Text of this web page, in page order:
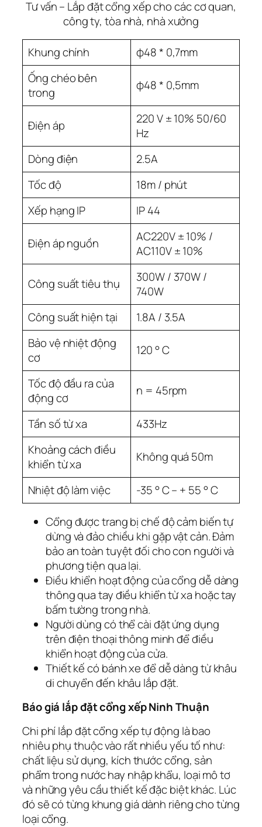
Tư vấn – Lắp đặt cổng xếp cho các cơ quan,
công ty, tòa nhà, nhà xưởng
Khung chính
φ48 * 0,7mm
Ống chéo bên
trong
φ48 * 0,5mm
Điện áp
220 V ± 10% 50/60
Hz
Dòng điện
2.5A
Tốc độ
18m / phút
Xếp hạng IP
IP 44
Điện áp nguồn
AC220V ± 10% /
AC110V ± 10%
Công suất tiêu thụ
300W / 370W /
740W
Công suất hiện tại
1.8A / 3.5A
Bảo vệ nhiệt động
cơ
120 ° C
Tốc độ đầu ra của
động cơ
n = 45rpm
Tần số từ xa
433Hz
Khoảng cách điều
khiển từ xa
Không quá 50m
Nhiệt độ làm việc -35 ° C – + 55 ° C
Cổng được trang bị chế độ cảm biến tự
dừng và đảo chiều khi gặp vật cản. Đảm
bảo an toàn tuyệt đối cho con người và
phương tiện qua lại.
Điều khiển hoạt động của cổng dễ dàng
thông qua tay điều khiển từ xa hoặc tay
bấm tường trong nhà.
Người dùng có thể cài đặt ứng dụng
trên điện thoại thông minh để điều
khiển hoạt động của cửa.
Thiết kế có bánh xe để dễ dàng từ khâu
di chuyển đến khâu lắp đặt.
Báo giá lắp đặt cổng xếp Ninh Thuận
Chi phí lắp đặt cổng xếp tự động là bao
nhiêu phụ thuộc vào rất nhiều yếu tố như:
chất liệu sử dụng, kích thước cổng, sản
phẩm trong nước hay nhập khẩu, loại mô tơ
và những yêu cầu thiết kế đặc biệt khác. Lúc
đó sẽ có từng khung giá dành riêng cho từng
loại cổng.